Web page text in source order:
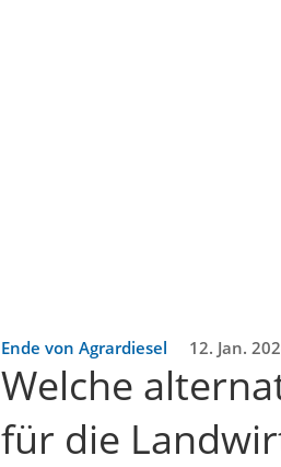
Ende von Agrardiesel 12. Jan.
Welche
für die